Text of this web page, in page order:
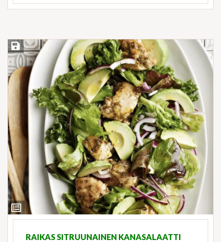
View
Ingredients
Save Recipe
RAIKAS SITRUUNAINEN KANASALAATTI